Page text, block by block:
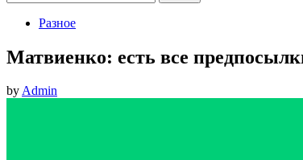
PostedРазное
Матвиенко: есть все
byAdmin